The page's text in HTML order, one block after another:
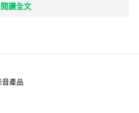
閱讀全文
音產品